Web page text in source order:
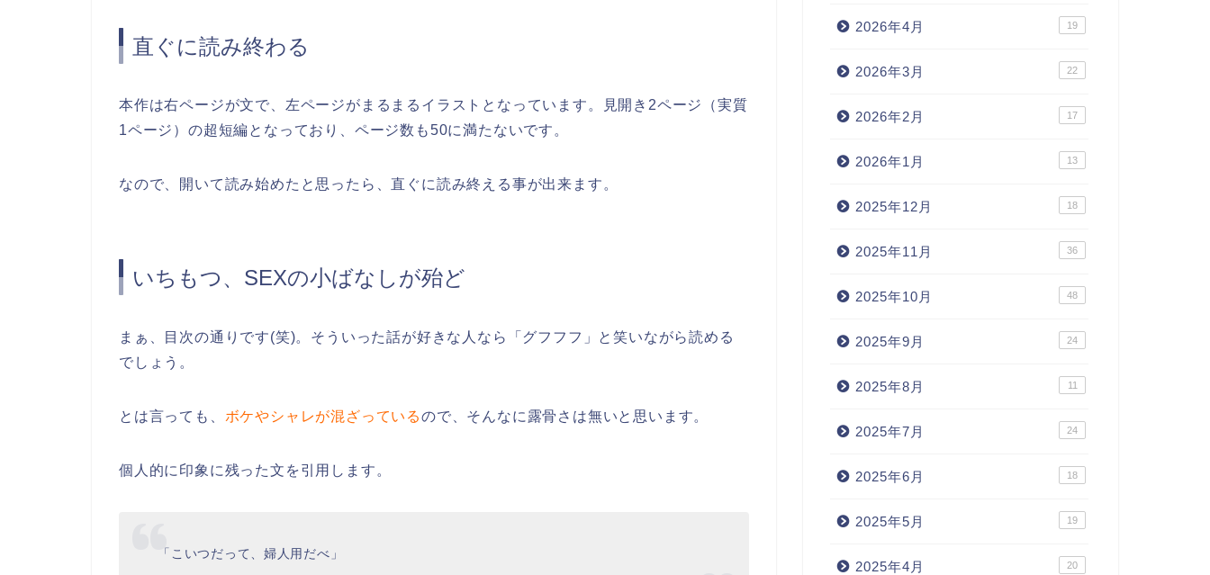
直ぐに読み終わる
本作は右ページが文で、左ページがまるまるイラストとなっています。見開き2ページ（実質
1ページ）の超短編となっており、ページ数も50に満たないです。
なので、開いて読み始めたと思ったら、直ぐに読み終える事が出来ます。
いちもつ、SEXの小ばなしが殆ど
まぁ、目次の通りです(笑)。そういった話が好きな人なら「グフフフ」と笑いながら読める
でしょう。
とは言っても、 ボケやシャレが混ざっているので、そんなに露骨さは無いと思います。
個人的に印象に残った文を引用します。
「こいつだって、婦人用だべ」
2026年4月 19
2026年3月 22
2026年2月 17
2026年1月 13
2025年12月 18
2025年11月 36
2025年10月 48
2025年9月 24
2025年8月 11
2025年7月 24
2025年6月 18
2025年5月 19
2025年4月 20